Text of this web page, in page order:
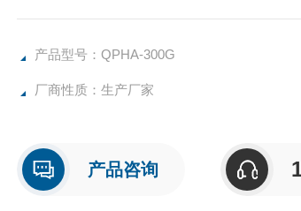
4.氢气电解池简式结构，自动防返碱，气路系统
产品型号：QPHA-300G
厂商性质：生产厂家
产品咨询